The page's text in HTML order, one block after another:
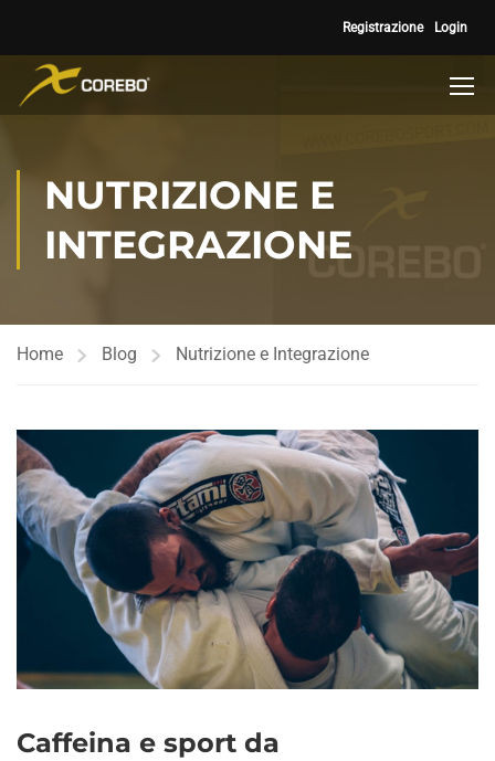
Registrazione Login
NUTRIZIONE E
INTEGRAZIONE
Home Blog Nutrizione e Integrazione
Caffeina e sport da